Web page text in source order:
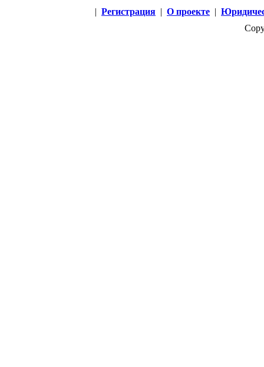
| Регистрация | О проекте |